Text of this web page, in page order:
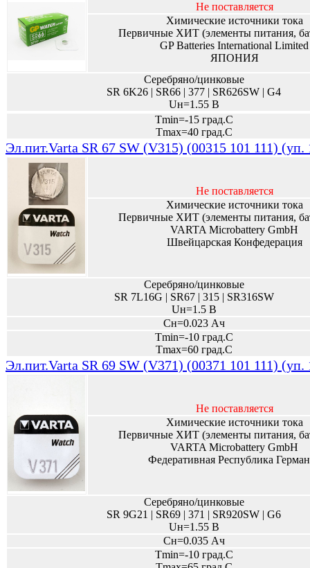
Не поставляется
Химические источники тока
Первичные ХИТ (элементы питания,
GP Batteries International Limited
ЯПОНИЯ
Серебряно/цинковые
SR 6K26 | SR66 | 377 | SR626SW | G4
Uн=1.55 В
Tmin=-15 град.С
Tmax=40 град.С
Эл.пит.Varta SR 67 SW (V315) (00315 101 111) (уп.
Не поставляется
Химические источники тока
Первичные ХИТ (элементы питания,
VARTA Microbattery GmbH
Швейцарская Конфедерация
Серебряно/цинковые
SR 7L16G | SR67 | 315 | SR316SW
Uн=1.5 В
Сн=0.023 Ач
Tmin=-10 град.С
Tmax=60 град.С
Эл.пит.Varta SR 69 SW (V371) (00371 101 111) (уп.
Не поставляется
Химические источники тока
Первичные ХИТ (элементы питания,
VARTA Microbattery GmbH
Федеративная Республика
Серебряно/цинковые
SR 9G21 | SR69 | 371 | SR920SW | G6
Uн=1.55 В
Сн=0.035 Ач
Tmin=-10 град.С